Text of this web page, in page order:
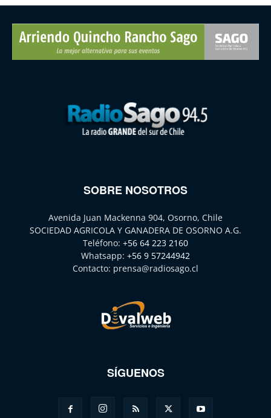
SOBRE NOSOTROS
Avenida Juan Mackenna 904, Osorno, Chile
SOCIEDAD AGRICOLA Y GANADERA DE OSORNO A.G.
Teléfono: +56 64 223 2160
Whatsapp: +56 9 57244942
Contacto: prensa@radiosago.cl
SÍGUENOS